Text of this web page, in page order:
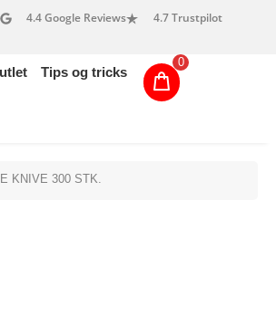
4.4 Google Reviews 4.7 Trustpilot
Tips og tricks
0
KNIVE 300 STK.